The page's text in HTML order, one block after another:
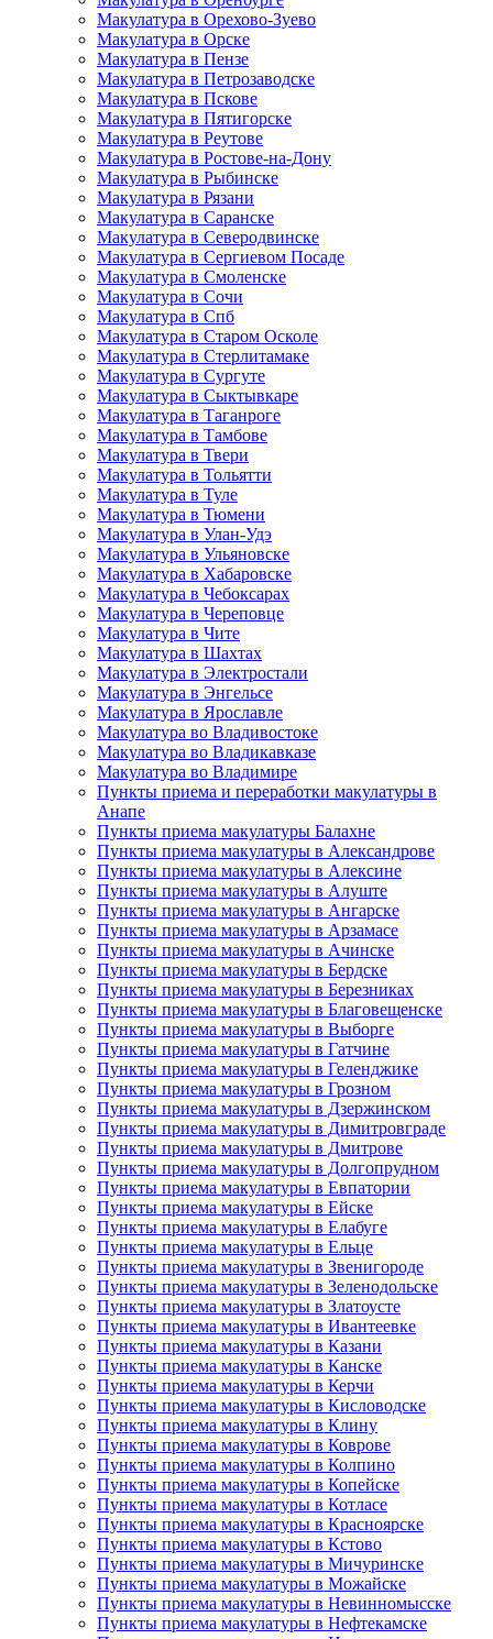
Макулатура в Орехово-Зуево
Макулатура в Орске
Макулатура в Пензе
Макулатура в Петрозаводске
Макулатура в Пскове
Макулатура в Пятигорске
Макулатура в Реутове
Макулатура в Ростове-на-Дону
Макулатура в Рыбинске
Макулатура в Рязани
Макулатура в Саранске
Макулатура в Северодвинске
Макулатура в Сергиевом Посаде
Макулатура в Смоленске
Макулатура в Сочи
Макулатура в Спб
Макулатура в Старом Осколе
Макулатура в Стерлитамаке
Макулатура в Сургуте
Макулатура в Сыктывкаре
Макулатура в Таганроге
Макулатура в Тамбове
Макулатура в Твери
Макулатура в Тольятти
Макулатура в Туле
Макулатура в Тюмени
Макулатура в Улан-Удэ
Макулатура в Ульяновске
Макулатура в Хабаровске
Макулатура в Чебоксарах
Макулатура в Череповце
Макулатура в Чите
Макулатура в Шахтах
Макулатура в Электростали
Макулатура в Энгельсе
Макулатура в Ярославле
Макулатура во Владивостоке
Макулатура во Владикавказе
Макулатура во Владимире
Пункты приема и переработки макулатуры в
Анапе
Пункты приема макулатуры Балахне
Пункты приема макулатуры в Александрове
Пункты приема макулатуры в Алексине
Пункты приема макулатуры в Алуште
Пункты приема макулатуры в Ангарске
Пункты приема макулатуры в Арзамасе
Пункты приема макулатуры в Ачинске
Пункты приема макулатуры в Бердске
Пункты приема макулатуры в Березниках
Пункты приема макулатуры в Благовещенске
Пункты приема макулатуры в Выборге
Пункты приема макулатуры в Гатчине
Пункты приема макулатуры в Геленджике
Пункты приема макулатуры в Грозном
Пункты приема макулатуры в Дзержинском
Пункты приема макулатуры в Димитровграде
Пункты приема макулатуры в Дмитрове
Пункты приема макулатуры в Долгопрудном
Пункты приема макулатуры в Евпатории
Пункты приема макулатуры в Ейске
Пункты приема макулатуры в Елабуге
Пункты приема макулатуры в Ельце
Пункты приема макулатуры в Звенигороде
Пункты приема макулатуры в Зеленодольске
Пункты приема макулатуры в Златоусте
Пункты приема макулатуры в Ивантеевке
Пункты приема макулатуры в Казани
Пункты приема макулатуры в Канске
Пункты приема макулатуры в Керчи
Пункты приема макулатуры в Кисловодске
Пункты приема макулатуры в Клину
Пункты приема макулатуры в Коврове
Пункты приема макулатуры в Колпино
Пункты приема макулатуры в Копейске
Пункты приема макулатуры в Котласе
Пункты приема макулатуры в Красноярске
Пункты приема макулатуры в Кстово
Пункты приема макулатуры в Мичуринске
Пункты приема макулатуры в Можайске
Пункты приема макулатуры в Невинномысске
Пункты приема макулатуры в Нефтекамске